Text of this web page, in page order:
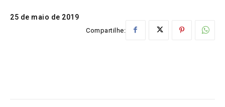
25 de maio de 2019
Compartilhe: